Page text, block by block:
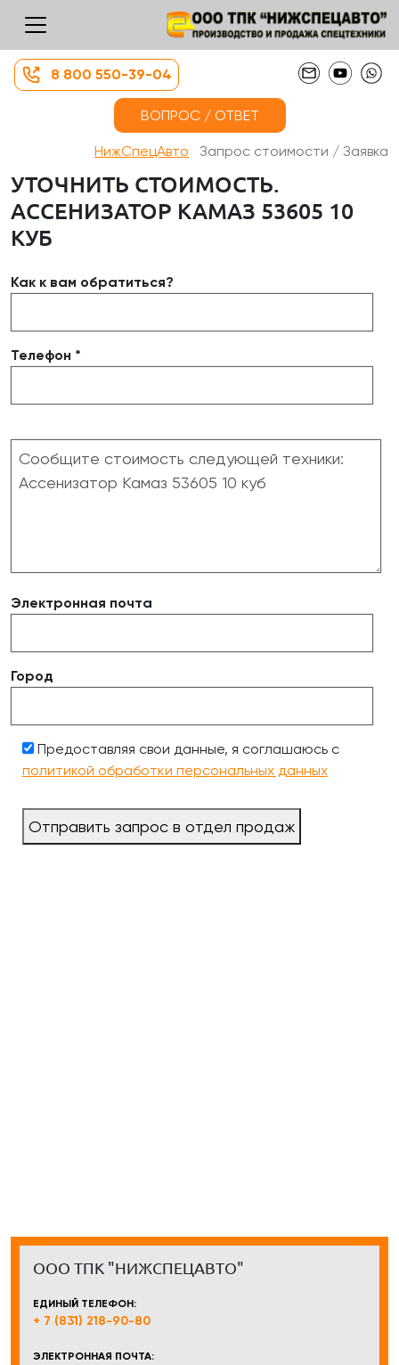
8 800 550-39-04
ВОПРОС / ОТВЕТ
НижСпецАвто Запрос стоимости / Заявка
УТОЧНИТЬ СТОИМОСТЬ.
АССЕНИЗАТОР КАМАЗ 53605 10
КУБ
Как к вам обратиться?
Телефон *
Электронная почта
Город
Предоставляя свои данные, я соглашаюсь с
политикой обработки персональных данных
Отправить запрос в отдел продаж
ООО ТПК "НИЖСПЕЦАВТО"
ЕДИНЫЙ ТЕЛЕФОН:
+ 7 (831) 218-90-80
ЭЛЕКТРОННАЯ ПОЧТА: